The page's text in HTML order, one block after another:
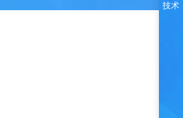
技术